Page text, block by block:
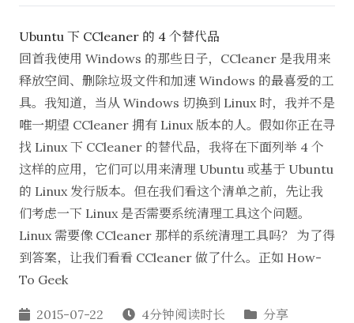
Ubuntu 下 CCleaner 的 4 个替代品
回首我使用 Windows 的那些日子，CCleaner 是我用来
释放空间、删除垃圾文件和加速 Windows 的最喜爱的工
具。我知道，当从 Windows 切换到 Linux 时，我并不是
唯一期望 CCleaner 拥有 Linux 版本的人。假如你正在寻
找 Linux 下 CCleaner 的替代品，我将在下面列举 4 个
这样的应用，它们可以用来清理 Ubuntu 或基于 Ubuntu
的 Linux 发行版本。但在我们看这个清单之前，先让我
们考虑一下 Linux 是否需要系统清理工具这个问题。
Linux 需要像 CCleaner 那样的系统清理工具吗？ 为了得
到答案，让我们看看 CCleaner 做了什么。正如 How-
To Geek
2015-07-22 4分钟阅读时长 分享